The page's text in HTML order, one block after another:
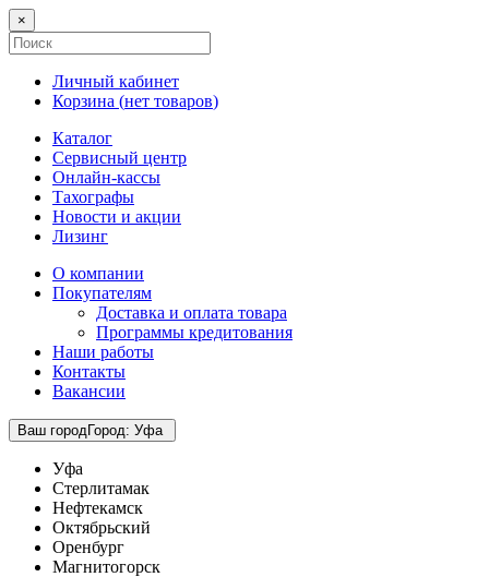
×
Личный кабинет
Корзина (нет товаров)
Каталог
Сервисный центр
Онлайн-кассы
Тахографы
Новости и акции
Лизинг
О компании
Покупателям
Доставка и оплата товара
Программы кредитования
Наши работы
Контакты
Вакансии
Ваш городГород: Уфа
Уфа
Стерлитамак
Нефтекамск
Октябрьский
Оренбург
Магнитогорск